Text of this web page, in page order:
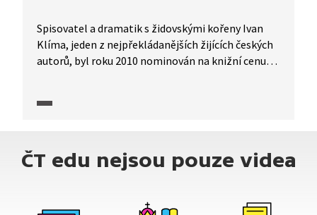
Spisovatel a dramatik s židovskými kořeny Ivan
Klíma, jeden z nejpřekládanějších žijících českých
autorů, byl roku 2010 nominován na knižní cenu
nazval stoletím "šíleným". Zakusil v něm dvě
dějin, kterému nejsme schopni porozumět.
ČT edu nejsou pouze videa